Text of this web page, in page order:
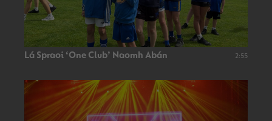
Lá Spraoi ‘One Club’ Naomh Abán 2:55